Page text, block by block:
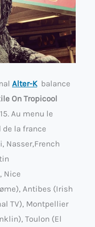
Alter-Kbalance
On Tropicool
Au menu le
la france
Nasser,French
Nice
Antibes (Irish
TV), Montpellier
Toulon (El